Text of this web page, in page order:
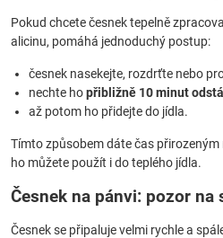
Pokud chcete česnek tepelně
alicinu, pomáhá jednoduchý postup:
česnek nasekejte, rozdrťte nebo
nechte hopřibližně 10 minut
až potom ho přidejte do jídla.
Tímto způsobem dáte čas přirozeným
ho můžete použít i do teplého jídla.
Česnek na pánvi: pozor na
Česnek se připaluje velmi rychle a